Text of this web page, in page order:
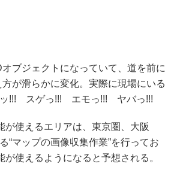
ブジェクトになっていて、道を前に
が滑らかに変化。実際に現場にいる
ッ!!! スゲっ!!! エモっ!!! ヤバっ!!!
使えるエリアは、東京圏、大阪
“マップの画像収集作業”を行ってお
使えるようになると予想される。